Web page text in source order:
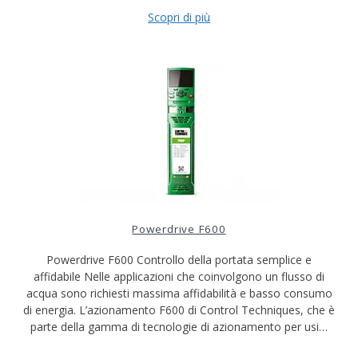
Scopri di più
Powerdrive F600
Powerdrive F600 Controllo della portata semplice e
affidabile Nelle applicazioni che coinvolgono un flusso di
acqua sono richiesti massima affidabilità e basso consumo
di energia. L’azionamento F600 di Control Techniques, che è
parte della gamma di tecnologie di azionamento per usi…